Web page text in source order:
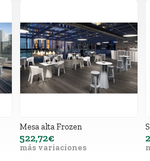
Silla Apilable Fade
272,25€
más variaciones